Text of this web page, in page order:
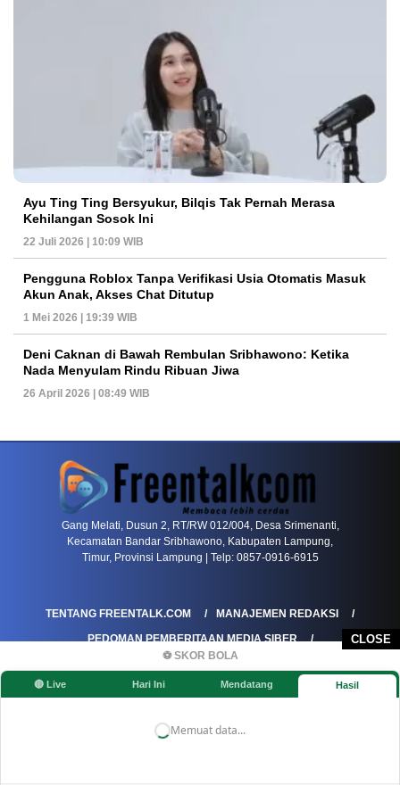
CLOSE
⚽ SKOR BOLA
🔴 Live Hari Ini Mendatang Hasil
Memuat data...
Ayu Ting Ting Bersyukur, Bilqis Tak Pernah Merasa
Kehilangan Sosok Ini
22 Juli 2026 | 10:09 WIB
Pengguna Roblox Tanpa Verifikasi Usia Otomatis Masuk
Akun Anak, Akses Chat Ditutup
1 Mei 2026 | 19:39 WIB
Deni Caknan di Bawah Rembulan Sribhawono: Ketika
Nada Menyulam Rindu Ribuan Jiwa
26 April 2026 | 08:49 WIB
Gang Melati, Dusun 2, RT/RW 012/004, Desa Srimenanti,
Kecamatan Bandar Sribhawono, Kabupaten Lampung,
Timur, Provinsi Lampung | Telp: 0857-0916-6915
TENTANG FREENTALK.COM
MANAJEMEN REDAKSI
PEDOMAN PEMBERITAAN MEDIA SIBER
PEDOMAN PEMBERITAAN RAMAH ANAK
KOREKSI & KLARIFIKASI
KEBIJAKAN IKLAN / ADVERTORIAL